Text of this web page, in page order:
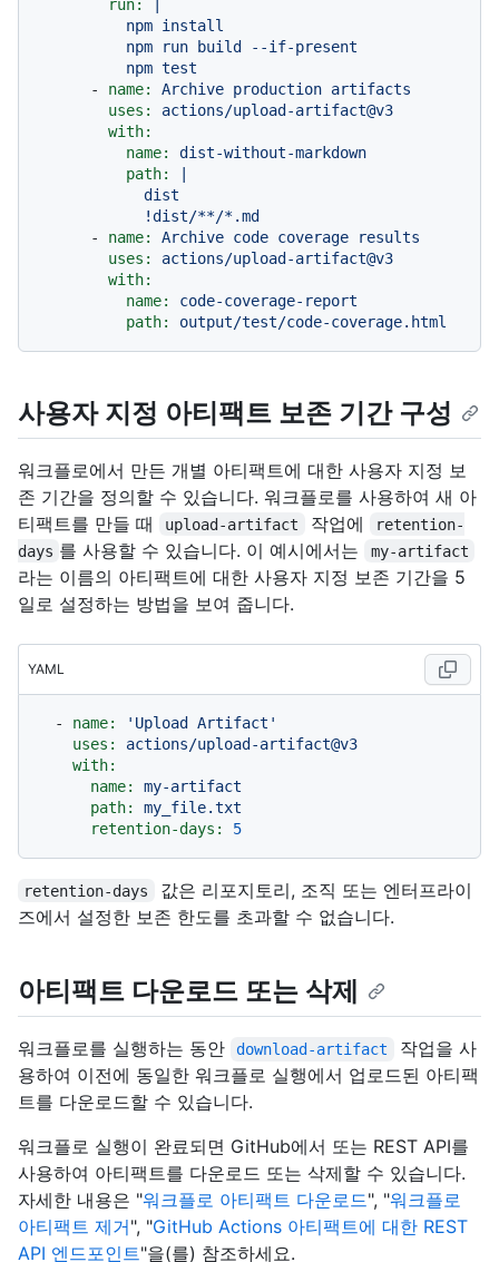
run:
|
-
name: Archive production artifacts
uses:
actions/upload-artifact@v3
with:
name:
dist-without-markdown
path:
|
-
name: Archive code coverage
results
uses:
actions/upload-artifact@v3
with:
name:
code-coverage-report
path:
output/test/code-coverage.html
사용자 지정 아티팩트 보존 기간 구성
워크플로에서 만든 개별 아티팩트에 대한 사용자 지정 보
존 기간을 정의할 수 있습니다. 워크플로를 사용하여 새 아
티팩트를 만들 때
upload-artifact 작업에
retention-
days 를 사용할 수 있습니다. 이 예시에서는 my-artifact
라는 이름의 아티팩트에 대한 사용자 지정 보존 기간을 5
일로 설정하는 방법을 보여 줍니다.
YAML
- name:
'Upload Artifact'
uses:
actions/upload-artifact@v3
with:
name:
my-artifact
path:
my_file.txt
retention-days:
5
retention-days
값은 리포지토리, 조직 또는 엔터프라이
즈에서 설정한 보존 한도를 초과할 수 없습니다.
아티팩트 다운로드 또는 삭제
워크플로를 실행하는 동안 download-artifact
작업을 사
용하여 이전에 동일한 워크플로 실행에서 업로드된 아티팩
트를 다운로드할 수 있습니다.
워크플로 실행이 완료되면 GitHub에서 또는 REST API를
사용하여 아티팩트를 다운로드 또는 삭제할 수 있습니다.
자세한 내용은 "워크플로 아티팩트 다운로드", "워크플로
아티팩트 제거", "GitHub Actions 아티팩트에 대한 REST
API 엔드포인트"을(를) 참조하세요.